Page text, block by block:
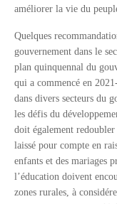
améliorer la vie du
Quelques
gouvernement dans le
plan quinquennal du
qui a commencé en
dans divers secteurs du
les défis du
doit également redoubler
laissé pour compte en
enfants et des mariages
l’éducation doivent
zones rurales, à